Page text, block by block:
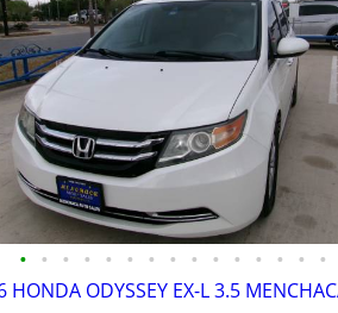
• • • • • • • • • • • • • • •